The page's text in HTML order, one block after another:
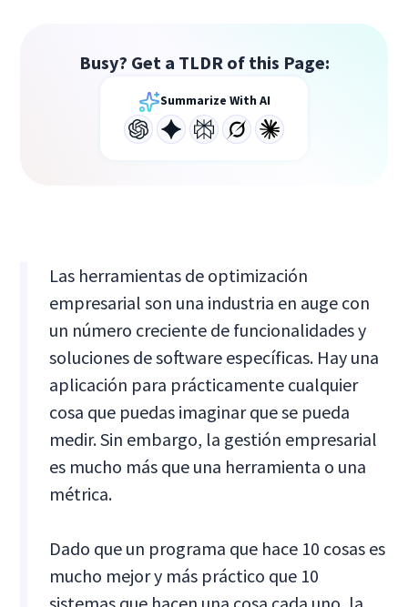
Busy? Get a TLDR of this Page:
Summarize With AI
Las herramientas de optimización
empresarial son una industria en auge con
un número creciente de funcionalidades y
soluciones de software específicas. Hay una
aplicación para prácticamente cualquier
cosa que puedas imaginar que se pueda
medir. Sin embargo, la gestión empresarial
es mucho más que una herramienta o una
métrica.
Dado que un programa que hace 10 cosas es
mucho mejor y más práctico que 10